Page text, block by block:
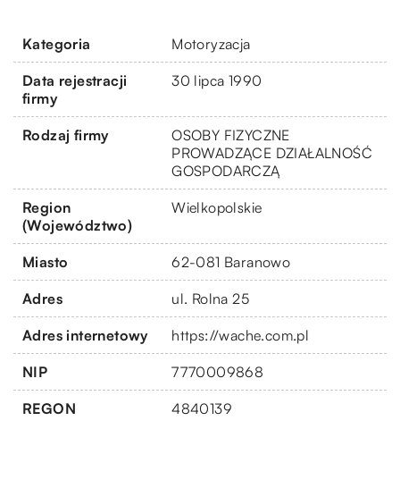
Kategoria Motoryzacja
Data rejestracji
firmy
30 lipca 1990
Rodzaj firmy
OSOBY FIZYCZNE
PROWADZĄCE DZIAŁALNOŚĆ
GOSPODARCZĄ
Region
(Województwo)
Wielkopolskie
Miasto 62-081 Baranowo
Adres ul. Rolna 25
Adres internetowy https://wache.com.pl
NIP 7770009868
REGON 4840139